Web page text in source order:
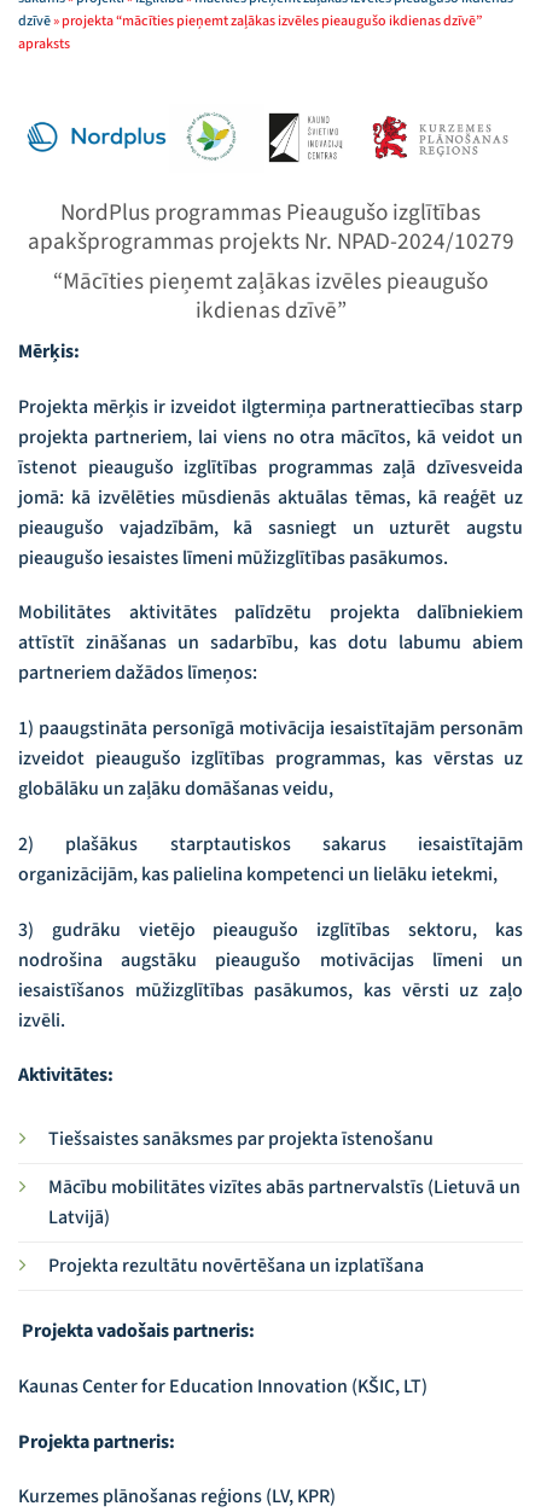
dzīvē»projekta “mācīties pieņemt zaļākas izvēles pieaugušo ikdienas dzīvē”
apraksts
NordPlus programmas Pieaugušo izglītības
apakšprogrammas projekts Nr. NPAD-2024/10279
“Mācīties pieņemt zaļākas izvēles pieaugušo
ikdienas dzīvē”
Mērķis:
Projekta mērķis ir izveidot ilgtermiņa partnerattiecības starp
projekta partneriem, lai viens no otra mācītos, kā veidot un
īstenot pieaugušo izglītības programmas zaļā dzīvesveida
jomā: kā izvēlēties mūsdienās aktuālas tēmas, kā reaģēt uz
pieaugušo vajadzībām, kā sasniegt un uzturēt augstu
pieaugušo iesaistes līmeni mūžizglītības pasākumos.
Mobilitātes aktivitātes palīdzētu projekta dalībniekiem
attīstīt zināšanas un sadarbību, kas dotu labumu abiem
partneriem dažādos līmeņos:
1) paaugstināta personīgā motivācija iesaistītajām personām
izveidot pieaugušo izglītības programmas, kas vērstas uz
globālāku un zaļāku domāšanas veidu,
2) plašākus starptautiskos sakarus iesaistītajām
organizācijām, kas palielina kompetenci un lielāku ietekmi,
3) gudrāku vietējo pieaugušo izglītības sektoru, kas
nodrošina augstāku pieaugušo motivācijas līmeni un
iesaistīšanos mūžizglītības pasākumos, kas vērsti uz zaļo
izvēli.
Aktivitātes:
Tiešsaistes sanāksmes par projekta īstenošanu
Mācību mobilitātes vizītes abās partnervalstīs (Lietuvā un
Latvijā)
Projekta rezultātu novērtēšana un izplatīšana
Projekta vadošais partneris:
Kaunas Center for Education Innovation (KŠIC, LT)
Projekta partneris:
Kurzemes plānošanas reģions (LV, KPR)